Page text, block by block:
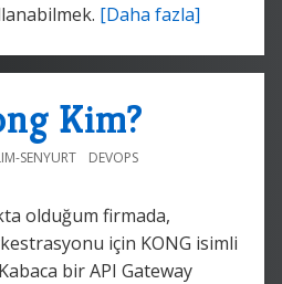
[Daha fazla]
Kim?
SENYURT DEVOPS
olduğum firmada,
için KONG isimli
bir API Gateway